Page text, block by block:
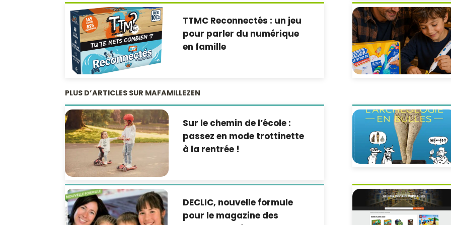
TTMC Reconnectés : un jeu
pour parler du numérique
en famille
PLUS D’ARTICLES SUR MAFAMILLEZEN
Sur le chemin de l’école :
passez en mode trottinette
à la rentrée !
DECLIC, nouvelle formule
pour le magazine des